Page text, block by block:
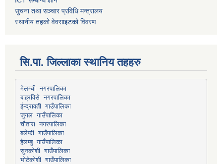
सुचना तथा सञ्चार प्रविधि मन्त्रालय
स्थानीय तहको वेवसाइटको विवरण
सि.पा. जिल्लाका स्थानिय तहहरु
मेलम्ची नगरपालिका
बाह्रविसे नगरपालिका
ईन्द्रावती गाउँपालिका
जुगल गाउँपालिका
चौतारा नगरपालिका
बलेफी गाउँपालिका
हेलम्बु गाउँपालिका
सुनकोशी गाउँपालिका
भोटेकोशी गाउँपालिका